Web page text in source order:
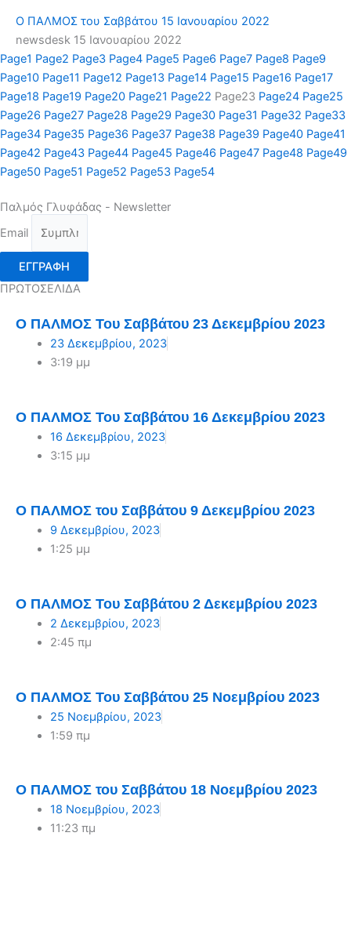
Ο ΠΑΛΜΟΣ του Σαββάτου 15 Ιανουαρίου 2022
newsdesk 15 Ιανουαρίου 2022
Page1 Page2 Page3 Page4 Page5 Page6 Page7 Page8 Page9
Page10 Page11 Page12 Page13 Page14 Page15 Page16 Page17
Page18 Page19 Page20 Page21 Page22 Page23 Page24 Page25
Page26 Page27 Page28 Page29 Page30 Page31 Page32 Page33
Page34 Page35 Page36 Page37 Page38 Page39 Page40 Page41
Page42 Page43 Page44 Page45 Page46 Page47 Page48 Page49
Page50 Page51 Page52 Page53 Page54
Παλμός Γλυφάδας - Newsletter
Email
ΕΓΓΡΑΦΗ
ΠΡΩΤΟΣΕΛΙΔΑ
Ο ΠΑΛΜΟΣ Του Σαββάτου 23 Δεκεμβρίου 2023
23 Δεκεμβρίου, 2023
3:19 μμ
Ο ΠΑΛΜΟΣ Του Σαββάτου 16 Δεκεμβρίου 2023
16 Δεκεμβρίου, 2023
3:15 μμ
Ο ΠΑΛΜΟΣ του Σαββάτου 9 Δεκεμβρίου 2023
9 Δεκεμβρίου, 2023
1:25 μμ
Ο ΠΑΛΜΟΣ Του Σαββάτου 2 Δεκεμβρίου 2023
2 Δεκεμβρίου, 2023
2:45 πμ
Ο ΠΑΛΜΟΣ Του Σαββάτου 25 Νοεμβρίου 2023
25 Νοεμβρίου, 2023
1:59 πμ
Ο ΠΑΛΜΟΣ του Σαββάτου 18 Νοεμβρίου 2023
18 Νοεμβρίου, 2023
11:23 πμ